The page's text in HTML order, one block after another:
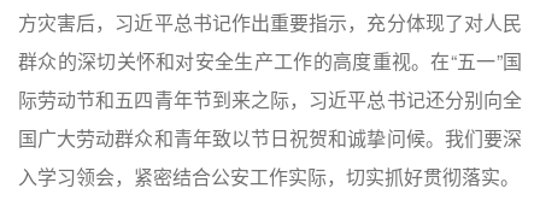
方灾害后，习近平总书记作出重要指示，充分体现了对人民
群众的深切关怀和对安全生产工作的高度重视。在“五一”国
际劳动节和五四青年节到来之际，习近平总书记还分别向全
国广大劳动群众和青年致以节日祝贺和诚挚问候。我们要深
入学习领会，紧密结合公安工作实际，切实抓好贯彻落实。